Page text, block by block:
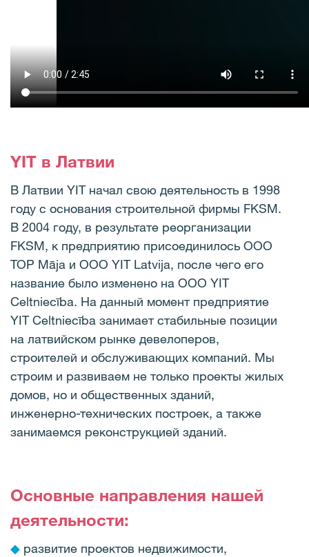
YIT в Латвии
В Латвии YIT начал свою деятельность в 1998
году с основания строительной фирмы FKSM.
В 2004 году, в результате реорганизации
FKSM, к предприятию присоединилось ООО
TOP Māja и ООО YIT Latvija, после чего его
название было изменено на ООО YIT
Celtniecība. На данный момент предприятие
YIT Celtniecība занимает стабильные позиции
на латвийском рынке девелоперов,
строителей и обслуживающих компаний. Мы
строим и развиваем не только проекты жилых
домов, но и общественных зданий,
инженерно-технических построек, а также
занимаемся реконструкцией зданий.
Основные направления нашей
деятельности:
◆ развитие проектов недвижимости,